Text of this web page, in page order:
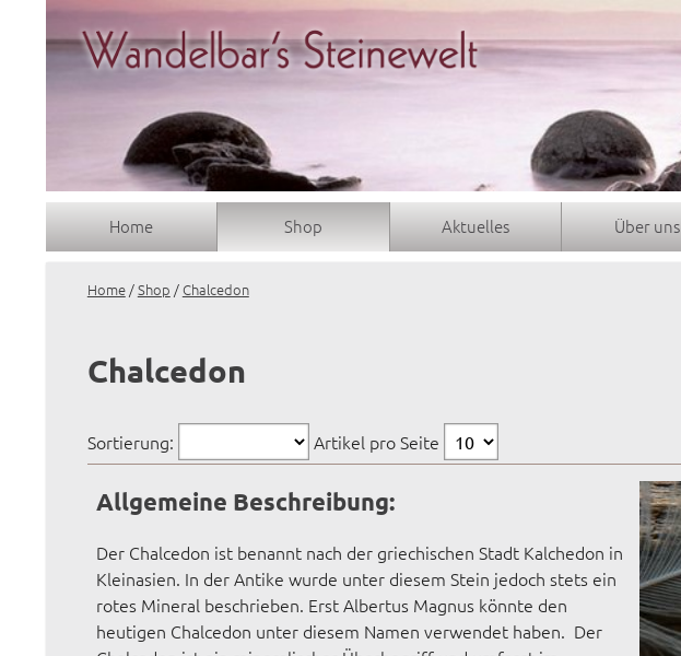
Home Shop Aktuelles Über uns
Home/Shop /Chalcedon
Chalcedon
Sortierung: Artikel pro Seite
Allgemeine Beschreibung:
Der Chalcedon ist benannt nach der griechischen Stadt Kalchedon in
Kleinasien. In der Antike wurde unter diesem Stein jedoch stets ein
rotes Mineral beschrieben. Erst Albertus Magnus könnte den
heutigen Chalcedon unter diesem Namen verwendet haben. Der